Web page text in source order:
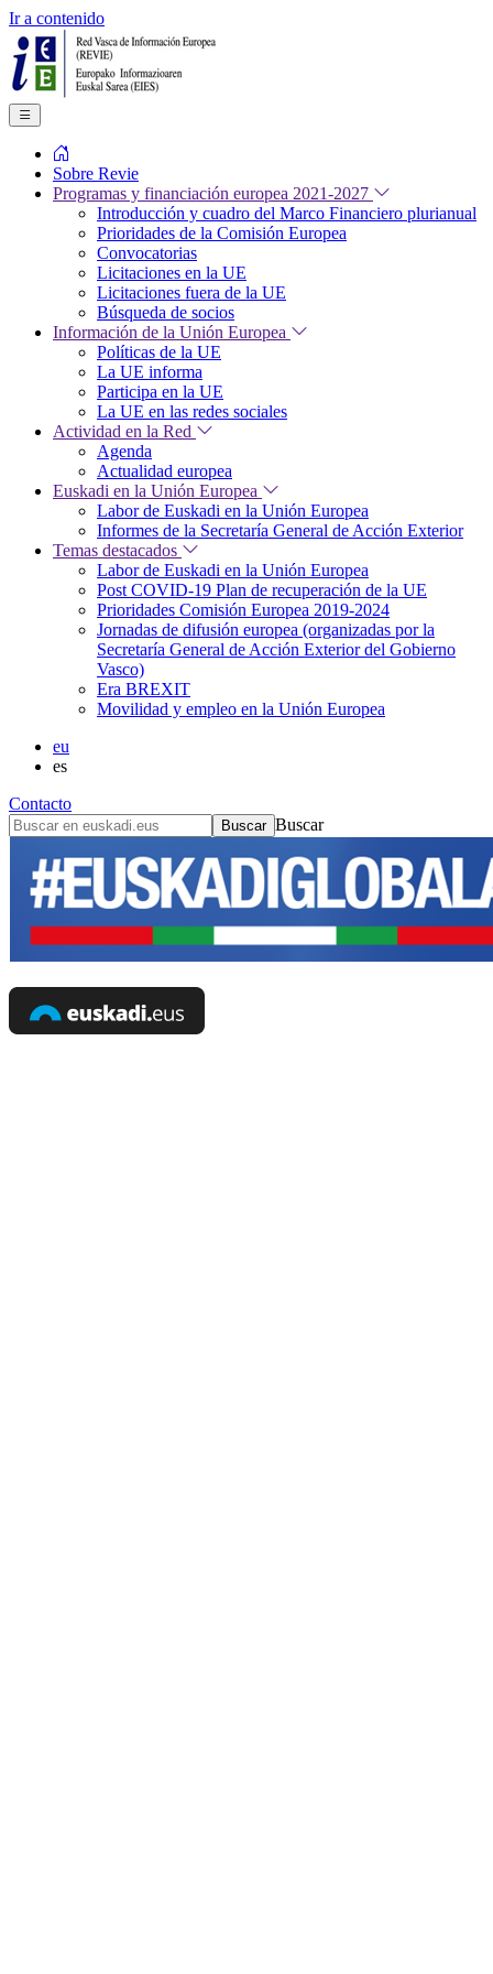
Ir a contenido
Sobre Revie
Programas y financiación europea 2021-2027
Introducción y cuadro del Marco Financiero plurianual
Prioridades de la Comisión Europea
Convocatorias
Licitaciones en la UE
Licitaciones fuera de la UE
Búsqueda de socios
Información de la Unión Europea
Políticas de la UE
La UE informa
Participa en la UE
La UE en las redes sociales
Actividad en la Red
Agenda
Actualidad europea
Euskadi en la Unión Europea
Labor de Euskadi en la Unión Europea
Informes de la Secretaría General de Acción Exterior
Temas destacados
Labor de Euskadi en la Unión Europea
Post COVID-19 Plan de recuperación de la UE
Prioridades Comisión Europea 2019-2024
Jornadas de difusión europea (organizadas por la
Secretaría General de Acción Exterior del Gobierno
Vasco)
Era BREXIT
Movilidad y empleo en la Unión Europea
eu
es
Contacto
Buscar